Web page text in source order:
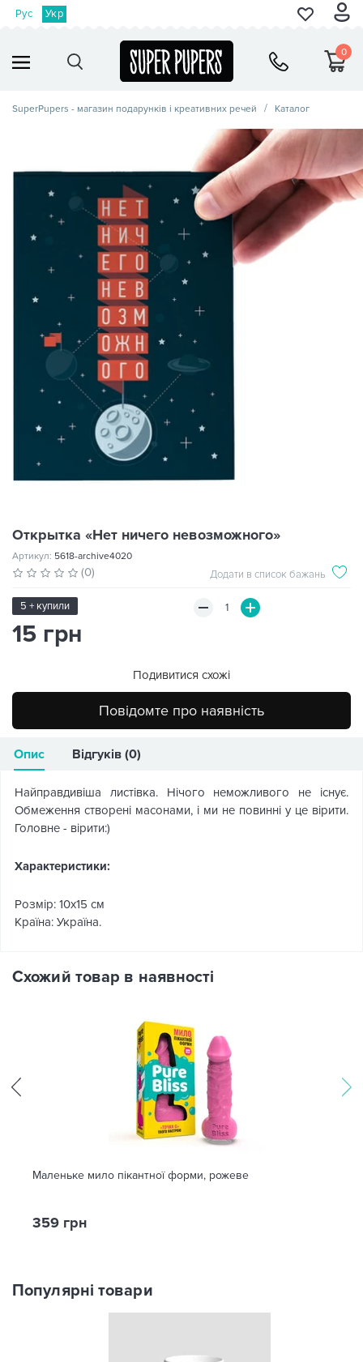
Рус Укр
0
SuperPupers - магазин подарунків і креативних речей Каталог
Открытка «Нет ничего невозможного»
Артикул: 5618-archive4020
(0) Додати в список бажань
5 + купили
15 грн
Подивитися схожі
Повідомте про наявність
Опис Відгуків (0)
Найправдивіша листівка. Нічого неможливого не існує.
Обмеження створені масонами, і ми не повинні у це вірити.
Головне - вірити:)
Характеристики:
Розмір: 10х15 см
Країна: Україна.
Схожий товар в наявності
Маленьке мило пікантної форми, рожеве
359 грн
Популярні товари